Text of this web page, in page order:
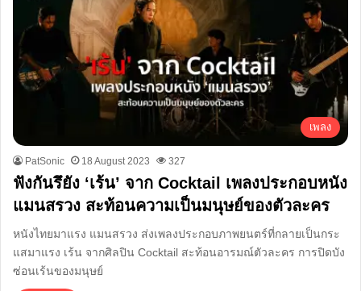
เพลง
PatSonic 18 August 2023 327
ฟังกันรึยัง ‘เร้น’ จาก Cocktail เพลงประกอบหนัง
แมนสรวง สะท้อนความเป็นมนุษย์ของตัวละคร
หนังไทยมาแรง แมนสรวง ส่งเพลงประกอบภาพยนตร์ที่กลายเป็นกระ
แสมาแรง เร้น จากศิลปิน Cocktail สะท้อนอารมณ์ตัวละคร การปิดบัง
ซ่อนเร้นของมนุษย์